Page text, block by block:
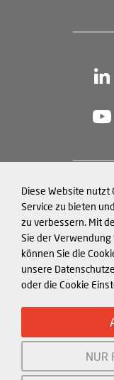
Diese Website nutzt
Service zu bieten
zu verbessern. Mit
Sie der Verwendung
können Sie die
unsere
oder die Cookie
NUR
Footer
(legal
©